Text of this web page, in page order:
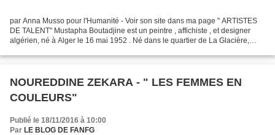
par Anna Musso pour l'Humanité - Voir son site dans ma page " ARTISTES
DE TALENT" Mustapha Boutadjine est un peintre , affichiste , et designer
algérien, né à Alger le 16 mai 1952 . Né dans le quartier de La Glacière,
NOUREDDINE ZEKARA - " LES FEMMES EN
COULEURS"
Publié le 18/11/2016 à 10:00
Par LE BLOG DE FANFG